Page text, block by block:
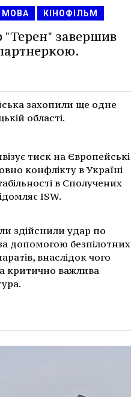
МОВА КІНОФІЛЬМ
"Терен" завершив
захопили ще одне
області.
тиск на Європейські
конфлікту в Україні
в Сполучених
ISW.
здійснили удар по
допомогою безпілотних
внаслідок чого
критично важлива